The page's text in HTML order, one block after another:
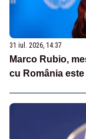
31 iul. 2026, 14:37
Marco Rubio,
cu România